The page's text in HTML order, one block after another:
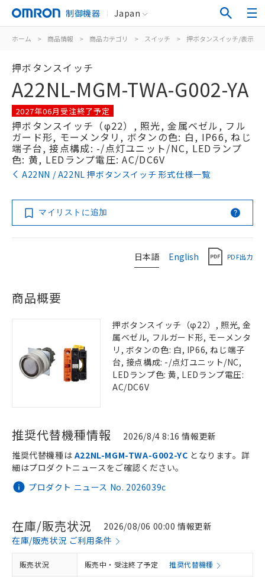
制御機器 Japan
ホーム > 商品情報 > 商品カテゴリ > スイッチ > 押ボタンスイッチ/表示灯
押ボタンスイッチ
A22NL-MGM-TWA-G002-YA
2027年06月受注終了予定
押ボタンスイッチ（φ22）, 照光, 金属ベゼル, フル
ガード形, モーメンタリ, ボタンの色: 白, IP66, ねじ
端子台, 接点構成: -/点灯ユニット/NC, LEDランプ
色: 黄, LEDランプ電圧: AC/DC6V
A22NN / A22NL 押ボタンスイッチ 形式仕様一覧
マイリストに追加
日本語 English PDF出力
商品概要
押ボタンスイッチ（φ22）, 照光, 金
属ベゼル, フルガード形, モーメンタ
リ, ボタンの色: 白, IP66, ねじ端子
台, 接点構成: -/点灯ユニット/NC,
LEDランプ色: 黄, LEDランプ電圧:
AC/DC6V
推奨代替機種情報 2026/8/4 8:16 情報更新
プロダクト ニュース No. 2026039c
推奨代替機種は A22NL-MGM-TWA-G002-YC となります。詳
細はプロダクトニュースをご確認ください。
在庫/販売状況
2026/08/06 00:00 情報更新
在庫/販売状況 ご利用条件
販売状況 販売中・受注終了予定 推奨代替機種